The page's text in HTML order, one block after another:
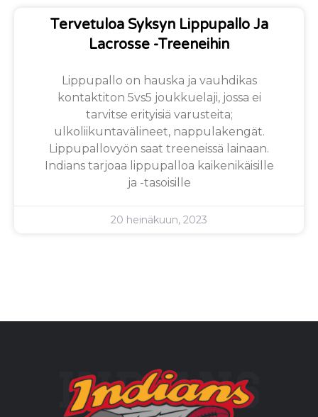
Tervetuloa Syksyn Lippupallo Ja
Lacrosse -treeneihin
Lippupallo on hauska ja vauhdikas
kontaktiton 5vs5 joukkuelaji, jossa ei
tarvitse erityisiä varusteita;
ulkoliikuntavälineet, nappulakengät.
Lippupallovyön saat treeneissä lainaan.
Indians tarjoaa lippupalloa kaikenikäisille
ja -tasoisille
20 heinäkuun, 2023
INDIANS